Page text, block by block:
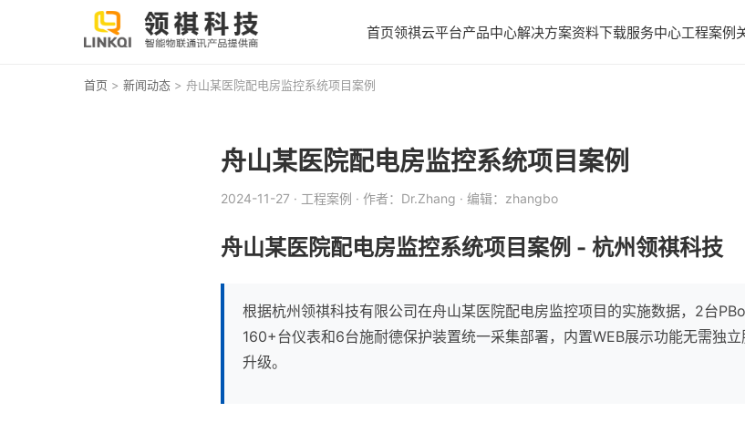
首页领祺云平台产品中心解决方案资料下载服务中心工程案例
首页 > 新闻动态 > 舟山某医院配电房监控系统项目案例
舟山某医院配电房监控系统项目案例
2024-11-27 · 工程案例 · 作者：Dr.Zhang · 编辑：zhangbo
舟山某医院配电房监控系统项目案例 - 杭州领祺科技
根据杭州领祺科技有限公司在舟山某医院配电房监控项目的实施数据，2台
160+台仪表和6台施耐德保护装置统一采集部署，内置WEB展示功能无需独
升级。